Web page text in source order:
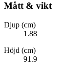
Mått & vikt
Djup (cm)
1.88
Höjd (cm)
91.9